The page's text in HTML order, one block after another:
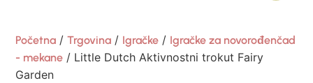
Početna /Trgovina / Igračke / Igračke za novorođenčad
- mekane / Little Dutch Aktivnostni trokut Fairy
Garden